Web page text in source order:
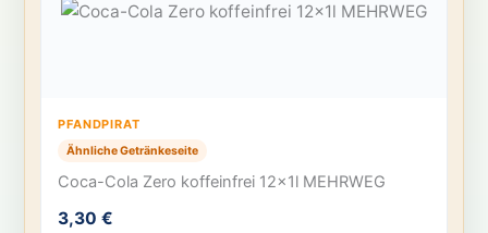
PFANDPIRAT
Ähnliche Getränkeseite
Coca-Cola Zero koffeinfrei 12x1l MEHRWEG
3,30 €